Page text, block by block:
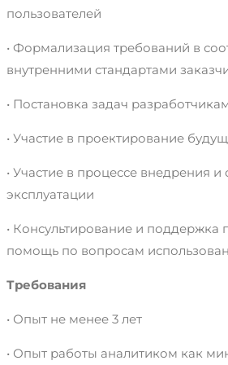
пользователей
• Формализация требований в
внутренними стандартами
• Постановка задач
• Участие в проектирование
• Участие в процессе внедрения
эксплуатации
• Консультирование и поддержка
помощь по вопросам
Требования
• Опыт не менее 3 лет
• Опыт работы аналитиком как